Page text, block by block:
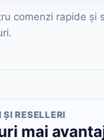
comenzi rapide și
RESELLERI
mai